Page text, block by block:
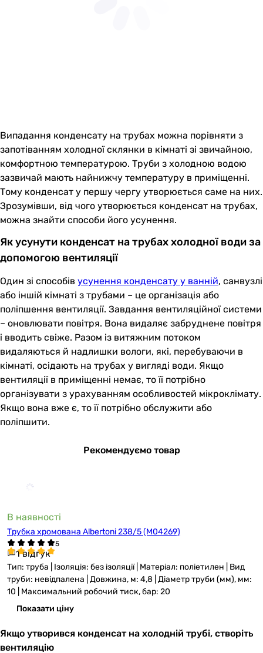
Випадання конденсату на трубах можна порівняти з
запотіванням холодної склянки в кімнаті зі звичайною,
комфортною температурою. Труби з холодною водою
зазвичай мають найнижчу температуру в приміщенні.
Тому конденсат у першу чергу утворюється саме на них.
Зрозумівши, від чого утворюється конденсат на трубах,
можна знайти способи його усунення.
Як усунути конденсат на трубах холодної води за
допомогою вентиляції
Один зі способів усунення конденсату у ванній, санвузлі
або іншій кімнаті з трубами – це організація або
поліпшення вентиляції. Завдання вентиляційної системи
– оновлювати повітря. Вона видаляє забруднене повітря
і вводить свіже. Разом із витяжним потоком
видаляються й надлишки вологи, які, перебуваючи в
кімнаті, осідають на трубах у вигляді води. Якщо
вентиляції в приміщенні немає, то її потрібно
організувати з урахуванням особливостей мікроклімату.
Якщо вона вже є, то її потрібно обслужити або
поліпшити.
Рекомендуємо товар
В наявності
Трубка хромована Albertoni 238/5 (M04269)
1 відгук
Тип: труба | Ізоляція: без ізоляції | Матеріал: поліетилен | Вид
труби: невідпалена | Довжина, м: 4,8 | Діаметр труби (мм), мм:
10 | Максимальний робочий тиск, бар: 20
Показати ціну
Якщо утворився конденсат на холодній трубі, створіть
вентиляцію